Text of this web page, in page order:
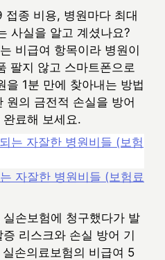
종 비용, 병원마다 최대
사실을 알고 계셨나요?
비급여 항목이라 병원이
팔지 않고 스마트폰으로
을 1분 만에 찾아내는 방법
원의 금전적 손실을 방어
료해 보세요.
자잘한 병원비들 (보험료
손보험에 청구했다가 발
리스크와 손실 방어 기
손의료보험의 비급여 5